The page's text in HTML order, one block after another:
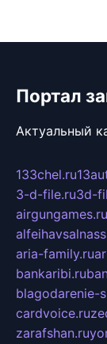
Портал
Актуальный
133chel.ru
3-d-file.ru3d-
airgungames.ru
aria-family.ru
bankaribi.ru
blagodarenie-
cardvoice.ru
zarafshan.ru